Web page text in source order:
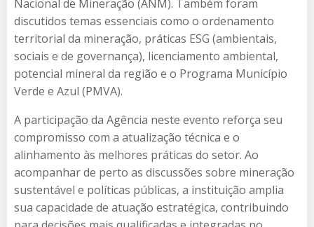
Nacional de Mineração (ANM). Também foram
discutidos temas essenciais como o ordenamento
territorial da mineração, práticas ESG (ambientais,
sociais e de governança), licenciamento ambiental,
potencial mineral da região e o Programa Município
Verde e Azul (PMVA).
A participação da Agência neste evento reforça seu
compromisso com a atualização técnica e o
alinhamento às melhores práticas do setor. Ao
acompanhar de perto as discussões sobre mineração
sustentável e políticas públicas, a instituição amplia
sua capacidade de atuação estratégica, contribuindo